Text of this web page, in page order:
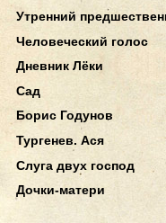
Утренний
Человеческий голос
Дневник Лёки
Сад
Борис Годунов
Тургенев. Ася
Слуга двух господ
Дочки-матери